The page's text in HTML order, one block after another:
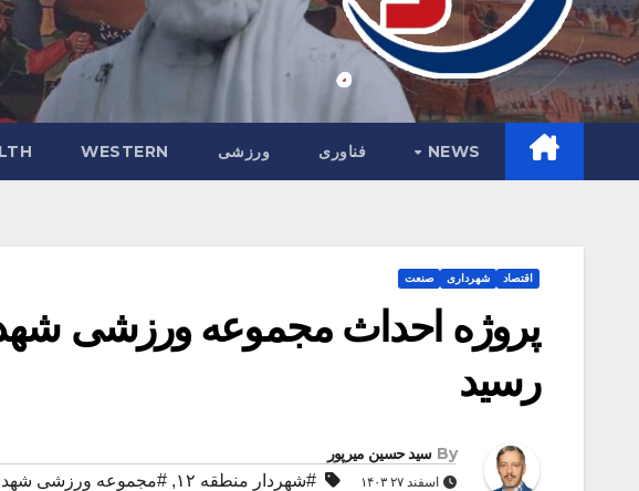
NEWS فناوری ورزشی WESTERN
اقتصاد شهرداری صنعت
پروژه احداث مجموعه ورزشی
رسید
By سید حسین میرپور
اسفند ۲۷ ۱۴۰۳ #شهردار منطقه ۱۲ , #مجموعه ورزشی